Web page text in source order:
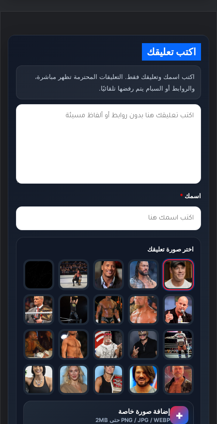
اكتب تعليقك
اكتب اسمك وتعليقك فقط. التعليقات المحترمة تظهر مباشرة،
والروابط أو السبام يتم رفضها تلقائيًا.
ت
ك
*
اسمك *
اختر صورة تعليقك
+ إضافة صورة خاصة
PNG / JPG / WEBP حتى 2MB